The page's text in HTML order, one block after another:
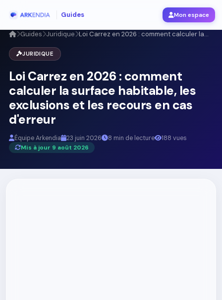
Guides Mon espace
Guides Juridique Loi Carrez en 2026 : comment calculer la...
JURIDIQUE
Loi Carrez en 2026 : comment
calculer la surface habitable, les
exclusions et les recours en cas
d'erreur
Équipe Arkendia 23 juin 2026 8 min de lecture
188 vues
Mis à jour 9 août 2026